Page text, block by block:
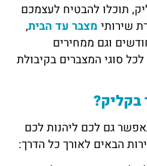
תוכלו להבטיח לעצמכם
שירותי מצבר עד הבית,
יצרן ל-12 חודשים וגם ממחירים
סוגי המצברים בקיבולת
בקליק?
גם לכם ליהנות לכם
הבאים לאורך כל הדרך: